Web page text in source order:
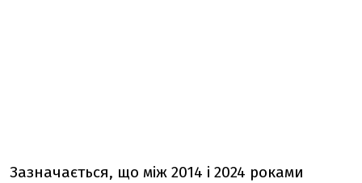
Зазначається, що між 2014 і 2024 роками